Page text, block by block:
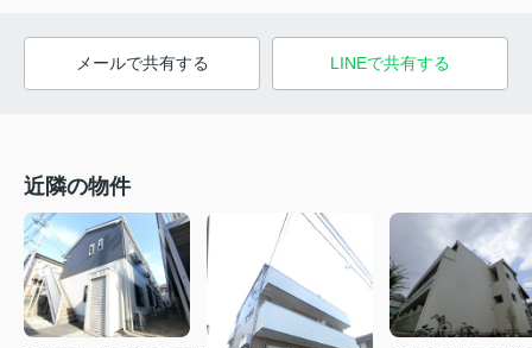
メールで共有する LINEで共有する
近隣の物件